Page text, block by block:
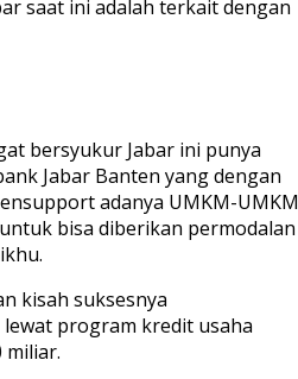
saat ini adalah terkait dengan
bersyukur Jabar ini punya
Jabar Banten yang dengan
adanya UMKM-UMKM
bisa diberikan permodalan
kisah suksesnya
program kredit usaha
miliar.